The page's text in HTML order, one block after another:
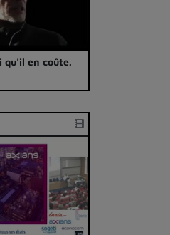
qu'il en coûte.